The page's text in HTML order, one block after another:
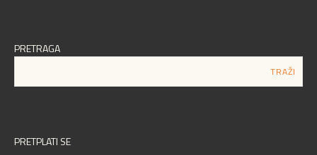
PRETRAGA
PRETPLATI SE